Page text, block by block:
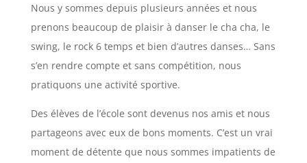
Nous y sommes depuis plusieurs années et nous
prenons beaucoup de plaisir à danser le cha cha, le
swing, le rock 6 temps et bien d’autres danses… Sans
s’en rendre compte et sans compétition, nous
pratiquons une activité sportive.
Des élèves de l’école sont devenus nos amis et nous
partageons avec eux de bons moments. C’est un vrai
moment de détente que nous sommes impatients de